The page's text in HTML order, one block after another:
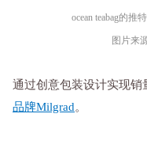
ocean teabag的推
图片来
通过创意包装设计实现
品牌Milgrad。